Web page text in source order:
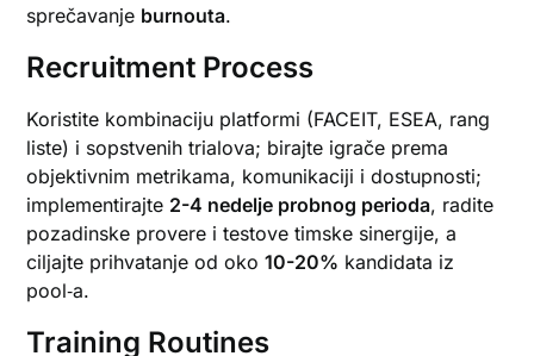
sprečavanje burnouta.
Recruitment Process
Koristite kombinaciju platformi (FACEIT, ESEA, rang
liste) i sopstvenih trialova; birajte igrače prema
objektivnim metrikama, komunikaciji i dostupnosti;
implementirajte 2-4 nedelje probnog perioda, radite
pozadinske provere i testove timske sinergije, a
ciljajte prihvatanje od oko10-20% kandidata iz
pool‑a.
Training Routines